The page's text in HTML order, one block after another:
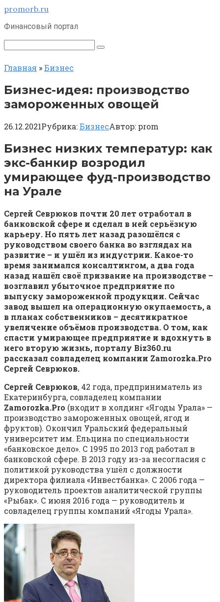
Перейти
контенту
promorb.ru
Финансовый портал
Поиск:
Главная »Бизнес
Бизнес-идея: производство
замороженных овощей
26.12.2021Рубрика:БизнесАвтор: prom
Бизнес низких температур: как
экс-банкир возродил
умирающее фуд-производство
на Урале
Сергей Севрюков почти 20 лет отработал в
банковской сфере и сделал в ней серьёзную
карьеру. Но пять лет назад разошёлся с
руководством своего банка во взглядах на
развитие – и ушёл из индустрии. Какое-то
время занимался консалтингом, а два года
назад нашёл своё призвание на производстве –
возглавил убыточное предприятие по
выпуску замороженной продукции. Сейчас
завод вышел на операционную окупаемость, а
в планах собственников – десятикратное
увеличение объёмов производства. О том, как
спасти умирающее предприятие и вдохнуть в
него вторую жизнь, порталу Biz360.ru
рассказал совладелец компании Zamorozka.Pro
Сергей Севрюков.
Сергей Севрюков, 42 года, предприниматель из
Екатеринбурга, совладелец компании
Zamorozka.Pro (входит в холдинг «Ягоды Урала» —
производство замороженных овощей, ягод и
фруктов). Окончил Уральский федеральный
университет им. Ельцина по специальности
«банковское дело». С 1995 по 2013 год работал в
банковской сфере. В 2013 году из-за несогласия с
политикой руководства ушёл с должности
директора филиала «Инвестбанка». С 2006 года —
руководитель проектов аналитической группы
«Рыбак». С июня 2016 года — руководитель и
совладелец группы компаний «Ягоды Урала».